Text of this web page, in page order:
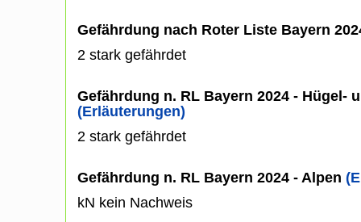
Gefährdung nach Roter Liste Bayern
2 stark gefährdet
Gefährdung n. RL Bayern 2024 - Hügel-
(Erläuterungen)
2 stark gefährdet
Gefährdung n. RL Bayern 2024 - Alpen
kN kein Nachweis